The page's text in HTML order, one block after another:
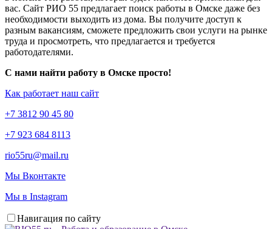
вас. Сайт РИО 55 предлагает поиск работы в Омске даже без
необходимости выходить из дома. Вы получите доступ к
разным вакансиям, сможете предложить свои услуги на рынке
труда и просмотреть, что предлагается и требуется
работодателями.
С нами найти работу в Омске просто!
Как работает наш сайт
+7 3812 90 45 80
+7 923 684 8113
rio55ru@mail.ru
Мы Вконтакте
Мы в Instagram
Навигация по сайту